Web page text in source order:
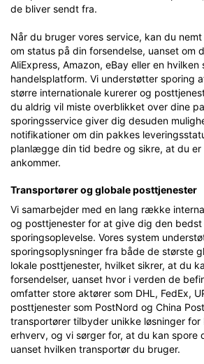
de bliver sendt fra.
Når du bruger vores service, kan du
om status på din forsendelse, uanset om
AliExpress, Amazon, eBay eller en
handelsplatform. Vi understøtter sporing
større internationale kurerer og
du aldrig vil miste overblikket over dine
sporingsservice giver dig desuden
notifikationer om din pakkes
planlægge din tid bedre og sikre, at du
ankommer.
Transportører og globale posttjenester
Vi samarbejder med en lang række
og posttjenester for at give dig den bedst
sporingsoplevelse. Vores system
sporingsoplysninger fra både de største
lokale posttjenester, hvilket sikrer, at du
forsendelser, uanset hvor i verden de
omfatter store aktører som DHL, FedEx,
posttjenester som PostNord og China
transportører tilbyder unikke løsninger
erhverv, og vi sørger for, at du kan spore
uanset hvilken transportør du bruger.